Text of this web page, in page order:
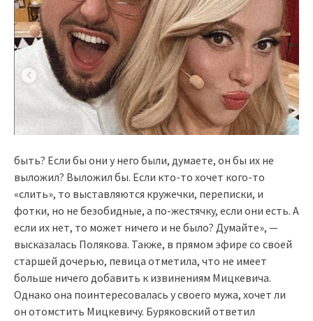
быть? Если бы они у него были, думаете, он бы их не
выложил? Выложил бы. Если кто-то хочет кого-то
«слить», то выставляются кружечки, переписки, и
фотки, но не безобидные, а по-жестячку, если они есть. А
если их нет, то может ничего и не было? Думайте», —
высказалась Полякова. Также, в прямом эфире со своей
старшей дочерью, певица отметила, что не имеет
больше ничего добавить к извинениям Мицкевича.
Однако она поинтересовалась у своего мужа, хочет ли
он отомстить Мицкевичу. Буряковский ответил